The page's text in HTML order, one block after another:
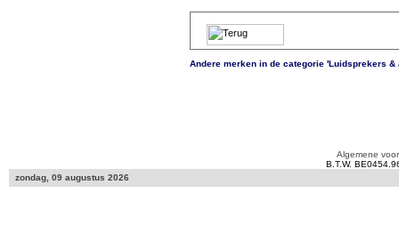
Andere merken in de categorie 'Luidsprekers
Algemene
B.T.W.
zondag, 09 augustus 2026